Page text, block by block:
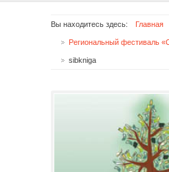
Вы находитесь здесь: Главная
Региональный фестиваль
sibkniga